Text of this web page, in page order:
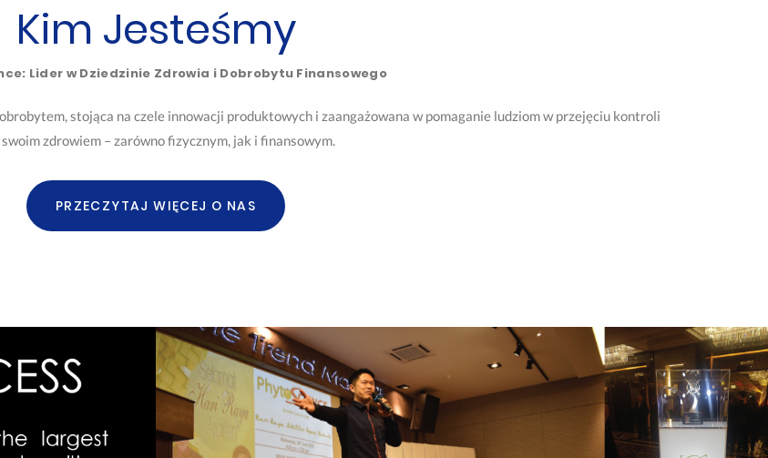
Kim Jesteśmy
Lider w Dziedzinie Zdrowia i Dobrobytu Finansowego
stojąca na czele innowacji produktowych i zaangażowana w pomaganie ludziom w przejęciu kontroli
swoim zdrowiem – zarówno fizycznym, jak i finansowym.
PRZECZYTAJ WIĘCEJ O NAS